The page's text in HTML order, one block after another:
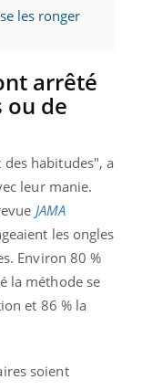
les ronger
arrêté
ou de
habitudes", a
leur manie.
JAMA
les ongles
Environ 80 %
la méthode se
et 86 % la
soient